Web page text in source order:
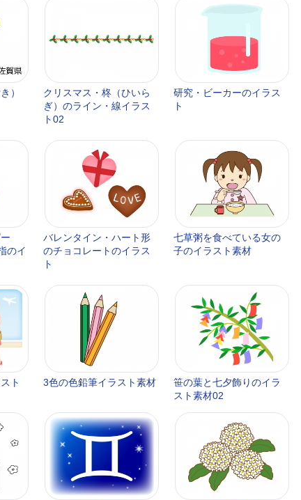
）
クリスマス・柊（ひいら
ぎ）のライン・線イラス
ト02
研究・ビーカーのイラス
ト
のイ
バレンタイン・ハート形
のチョコレートのイラス
ト
七草粥を食べている女の
子のイラスト素材
ト 3色の色鉛筆イラスト素材
笹の葉と七夕飾りのイラ
スト素材02